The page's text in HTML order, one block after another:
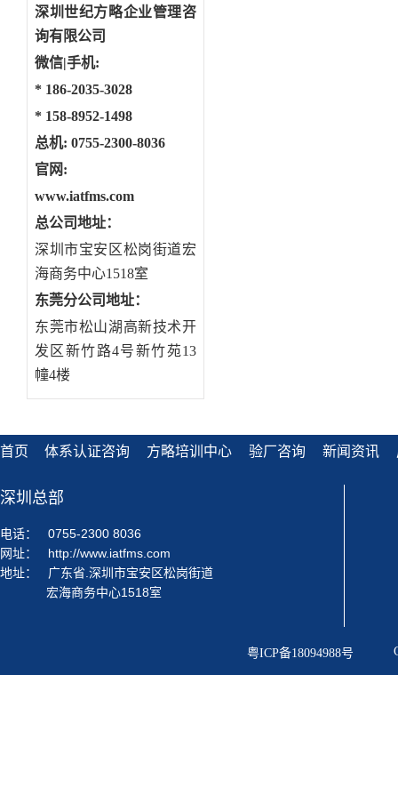
深圳世纪方略企业管理咨
询有限公司
微信|手机:
* 186-2035-3028
* 158-8952-1498
总机: 0755-2300-8036
官网:
www.iatfms.com
总公司地址：
深圳市宝安区松岗街道宏
海商务中心1518室
东莞分公司地址：
东莞市松山湖高新技术开
发区新竹路4号新竹苑13
幢4楼
首页 体系认证咨询 方略培训中心 验厂咨询 新闻资讯
深圳总部
电话：
0755-2300 8036
网址：
http://www.iatfms.com
地址：
广东省.深圳市宝安区松岗街道
宏海商务中心1518室
粤ICP备18094988号